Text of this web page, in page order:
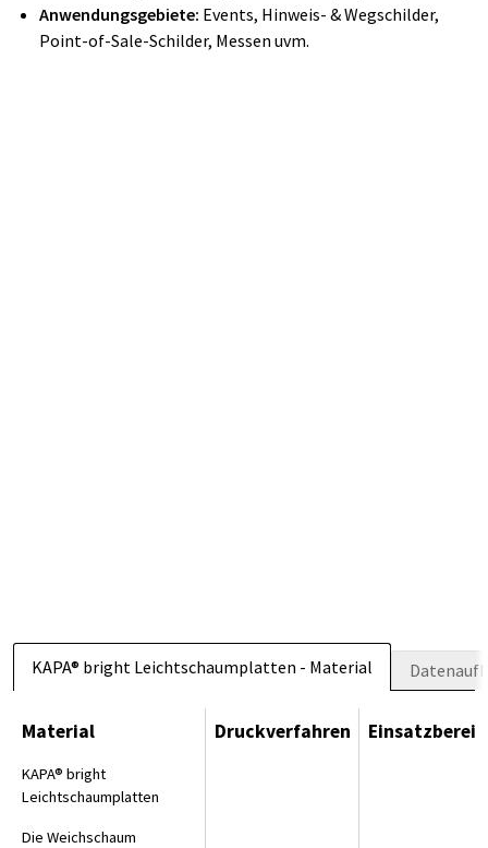
Anwendungsgebiete: Events, Hinweis- & Wegschilder,
Point-of-Sale-Schilder, Messen uvm.
KAPA® bright Leichtschaumplatten - Material
Material Druckverfahren
KAPA® bright
Leichtschaumplatten
Die Weichschaum